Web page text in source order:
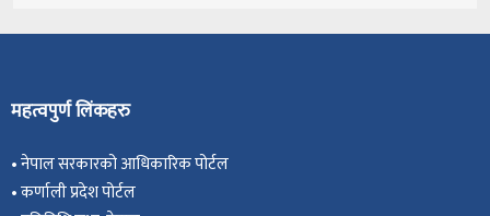
महत्वपुर्ण लिंकहरु
•नेपाल सरकारको आधिकारिक पोर्टल
•कर्णाली प्रदेश पोर्टल